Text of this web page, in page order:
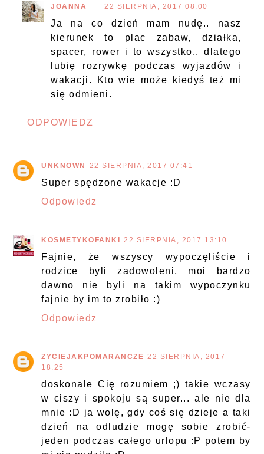
JOANNA 22 SIERPNIA, 2017 08:00
Ja na co dzień mam nudę.. nasz
kierunek to plac zabaw, działka,
spacer, rower i to wszystko.. dlatego
lubię rozrywkę podczas wyjazdów i
wakacji. Kto wie może kiedyś też mi
się odmieni.
ODPOWIEDZ
UNKNOWN 22 SIERPNIA, 2017 07:41
Super spędzone wakacje :D
Odpowiedz
KOSMETYKOFANKI 22 SIERPNIA, 2017 13:10
Fajnie, że wszyscy wypoczęliście i
rodzice byli zadowoleni, moi bardzo
dawno nie byli na takim wypoczynku
fajnie by im to zrobiło :)
Odpowiedz
ZYCIEJAKPOMARANCZE 22 SIERPNIA, 2017
18:25
doskonale Cię rozumiem ;) takie wczasy
w ciszy i spokoju są super... ale nie dla
mnie :D ja wolę, gdy coś się dzieje a taki
dzień na odludzie mogę sobie zrobić-
jeden podczas całego urlopu :P potem by